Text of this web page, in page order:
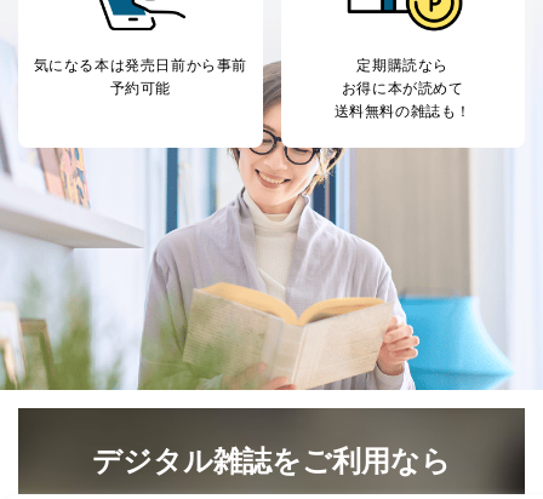
気になる本は発売日前から事前
予約可能
定期購読なら
お得に本が読めて
送料無料の雑誌も！
デジタル雑誌をご利用なら